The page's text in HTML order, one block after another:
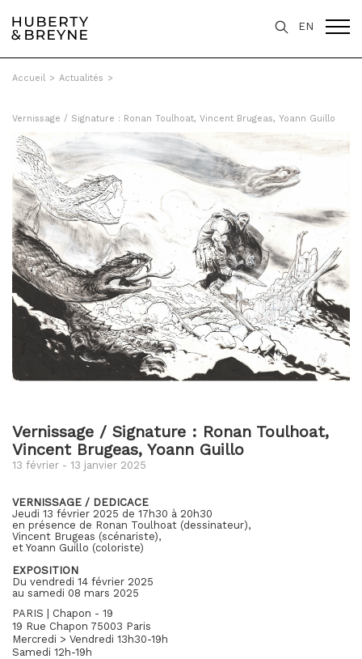
EN
Accueil > Actualités >
Vernissage / Signature : Ronan Toulhoat, Vincent Brugeas, Yoann Guillo
Vernissage / Signature : Ronan Toulhoat,
Vincent Brugeas, Yoann Guillo
13 février - 13 janvier 2025
VERNISSAGE / DEDICACE
Jeudi 13 février 2025 de 17h30 à 20h30
en présence de Ronan Toulhoat (dessinateur),
Vincent Brugeas (scénariste),
et Yoann Guillo (coloriste)
EXPOSITION
Du vendredi 14 février 2025
au samedi 08 mars 2025
PARIS | Chapon - 19
19 Rue Chapon 75003 Paris
Mercredi > Vendredi 13h30-19h
Samedi 12h-19h